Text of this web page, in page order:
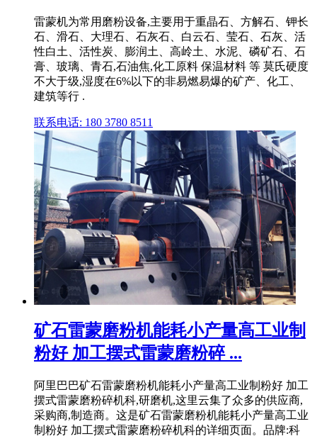
雷蒙机为常用磨粉设备,主要用于重晶石、方解石、钾长
石、滑石、大理石、石灰石、白云石、莹石、石灰、活
性白土、活性炭、膨润土、高岭土、水泥、磷矿石、石
膏、玻璃、青石,石油焦,化工原料 保温材料 等 莫氏硬度
不大于级,湿度在6%以下的非易燃易爆的矿产、化工、
建筑等行 .
联系电话: 180 3780 8511
矿石雷蒙磨粉机能耗小产量高工业制
粉好 加工摆式雷蒙磨粉碎 ...
阿里巴巴矿石雷蒙磨粉机能耗小产量高工业制粉好 加工
摆式雷蒙磨粉碎机科,研磨机,这里云集了众多的供应商,
采购商,制造商。这是矿石雷蒙磨粉机能耗小产量高工业
制粉好 加工摆式雷蒙磨粉碎机科的详细页面。品牌:科